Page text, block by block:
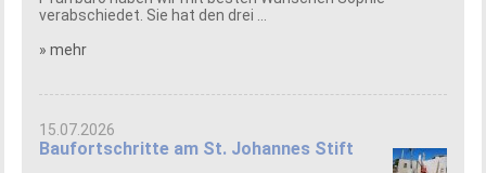
verabschiedet. Sie hat den drei ...
» mehr
15.07.2026
Baufortschritte am St. Johannes Stift